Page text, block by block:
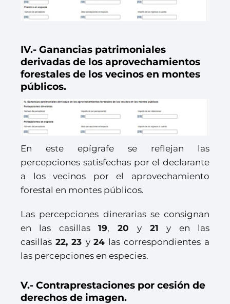
IV.- Ganancias patrimoniales
derivadas de los aprovechamientos
forestales de los vecinos en montes
públicos.
En este epígrafe se reflejan las
percepciones satisfechas por el declarante
a los vecinos por el aprovechamiento
forestal en montes públicos.
Las percepciones dinerarias se consignan
en las casillas19, 20y 21 y en las
casillas 22, 23 y24 las correspondientes a
las percepciones en especies.
V.- Contraprestaciones por cesión de
derechos de imagen.